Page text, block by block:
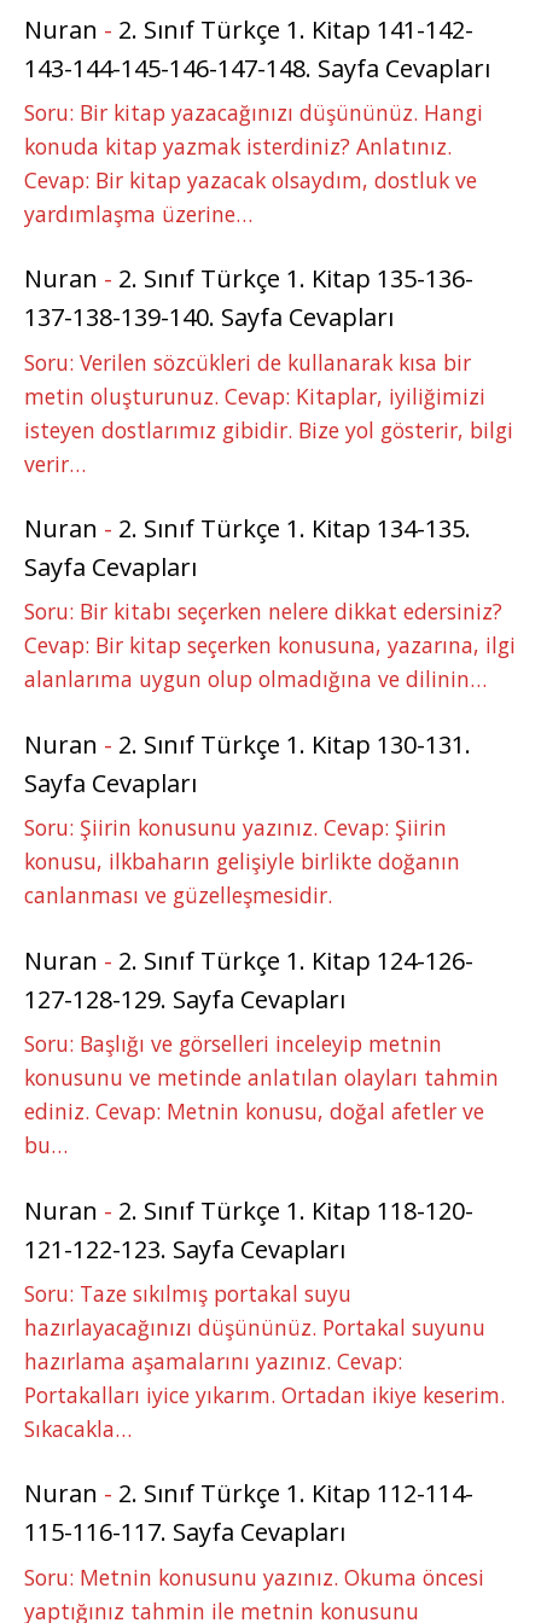
Nuran - 2. Sınıf Türkçe 1. Kitap 141-142-
143-144-145-146-147-148. Sayfa Cevapları
Soru: Bir kitap yazacağınızı düşününüz. Hangi
konuda kitap yazmak isterdiniz? Anlatınız.
Cevap: Bir kitap yazacak olsaydım, dostluk ve
yardımlaşma üzerine…
Nuran - 2. Sınıf Türkçe 1. Kitap 135-136-
137-138-139-140. Sayfa Cevapları
Soru: Verilen sözcükleri de kullanarak kısa bir
metin oluşturunuz. Cevap: Kitaplar, iyiliğimizi
isteyen dostlarımız gibidir. Bize yol gösterir, bilgi
verir…
Nuran - 2. Sınıf Türkçe 1. Kitap 134-135.
Sayfa Cevapları
Soru: Bir kitabı seçerken nelere dikkat edersiniz?
Cevap: Bir kitap seçerken konusuna, yazarına, ilgi
alanlarıma uygun olup olmadığına ve dilinin…
Nuran - 2. Sınıf Türkçe 1. Kitap 130-131.
Sayfa Cevapları
Soru: Şiirin konusunu yazınız. Cevap: Şiirin
konusu, ilkbaharın gelişiyle birlikte doğanın
canlanması ve güzelleşmesidir.
Nuran - 2. Sınıf Türkçe 1. Kitap 124-126-
127-128-129. Sayfa Cevapları
Soru: Başlığı ve görselleri inceleyip metnin
konusunu ve metinde anlatılan olayları tahmin
ediniz. Cevap: Metnin konusu, doğal afetler ve
bu…
Nuran - 2. Sınıf Türkçe 1. Kitap 118-120-
121-122-123. Sayfa Cevapları
Soru: Taze sıkılmış portakal suyu
hazırlayacağınızı düşününüz. Portakal suyunu
hazırlama aşamalarını yazınız. Cevap:
Portakalları iyice yıkarım. Ortadan ikiye keserim.
Sıkacakla…
Nuran - 2. Sınıf Türkçe 1. Kitap 112-114-
115-116-117. Sayfa Cevapları
Soru: Metnin konusunu yazınız. Okuma öncesi
yaptığınız tahmin ile metnin konusunu